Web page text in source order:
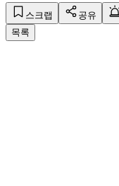
스크랩 공유
목록